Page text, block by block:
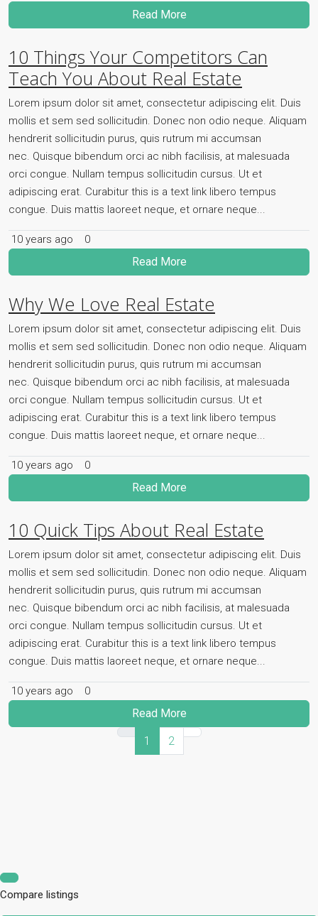
Read More
10 Things Your Competitors Can
Teach You About Real Estate
Lorem ipsum dolor sit amet, consectetur adipiscing elit. Duis
mollis et sem sed sollicitudin. Donec non odio neque. Aliquam
hendrerit sollicitudin purus, quis rutrum mi accumsan
nec. Quisque bibendum orci ac nibh facilisis, at malesuada
orci congue. Nullam tempus sollicitudin cursus. Ut et
adipiscing erat. Curabitur this is a text link libero tempus
congue. Duis mattis laoreet neque, et ornare neque...
10 years ago 0
Read More
Why We Love Real Estate
Lorem ipsum dolor sit amet, consectetur adipiscing elit. Duis
mollis et sem sed sollicitudin. Donec non odio neque. Aliquam
hendrerit sollicitudin purus, quis rutrum mi accumsan
nec. Quisque bibendum orci ac nibh facilisis, at malesuada
orci congue. Nullam tempus sollicitudin cursus. Ut et
adipiscing erat. Curabitur this is a text link libero tempus
congue. Duis mattis laoreet neque, et ornare neque...
10 years ago 0
Read More
10 Quick Tips About Real Estate
Lorem ipsum dolor sit amet, consectetur adipiscing elit. Duis
mollis et sem sed sollicitudin. Donec non odio neque. Aliquam
hendrerit sollicitudin purus, quis rutrum mi accumsan
nec. Quisque bibendum orci ac nibh facilisis, at malesuada
orci congue. Nullam tempus sollicitudin cursus. Ut et
adipiscing erat. Curabitur this is a text link libero tempus
congue. Duis mattis laoreet neque, et ornare neque...
10 years ago 0
Read More
1 2
Compare listings